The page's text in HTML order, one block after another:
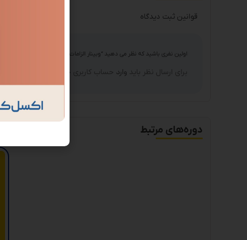
قوانین ثبت دیدگاه
اولین نفری باشید که نظر می دهید “وبینار الزامات حقوقی کسب و کارهای
برای ارسال نظر باید وارد حساب کاربری خود شده باشید.
دوره‌های مرتبط